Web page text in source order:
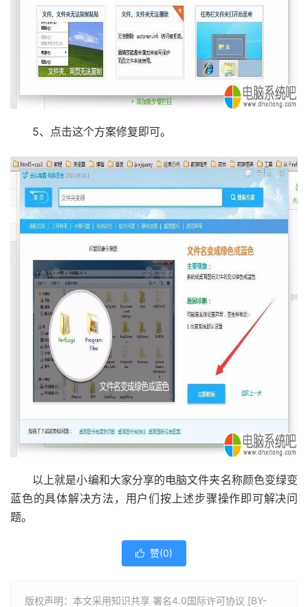
5、点击这个方案修复即可。
以上就是小编和大家分享的电脑文件夹名称颜色变绿变
蓝色的具体解决方法，用户们按上述步骤操作即可解决问
题。
 赞(0)
版权声明：本文采用知识共享 署名4.0国际许可协议 [BY-